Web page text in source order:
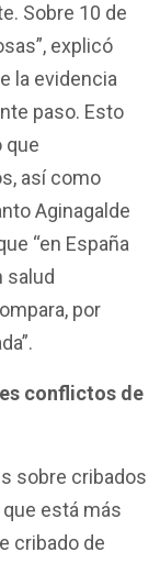
Sobre 10 de
explicó
la evidencia
paso. Esto
que
así como
Aginagalde
“en España
salud
por
conflictos de
sobre cribados
que está más
cribado de